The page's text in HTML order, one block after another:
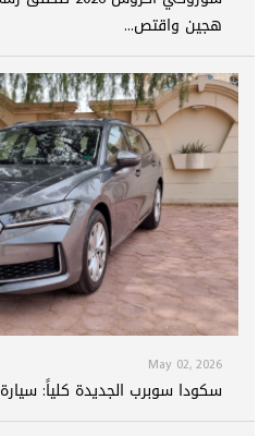
هجين واقتص...
May 02, 2026
سكودا سوبرب الجديدة كلياً: